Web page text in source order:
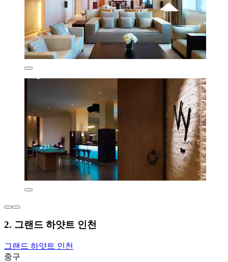
2. 그랜드 하얏트 인천
그랜드 하얏트 인천
중구